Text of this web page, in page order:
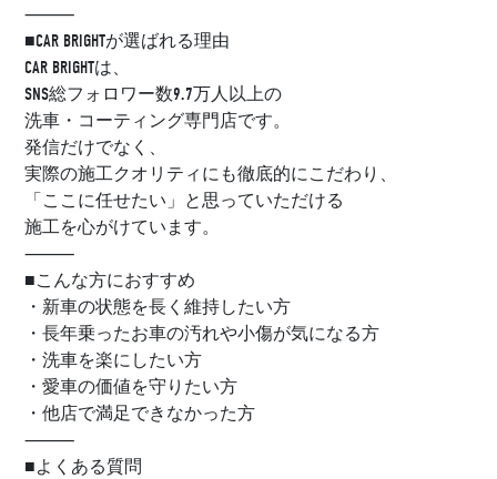
⸻
■CAR BRIGHTが選ばれる理由
CAR BRIGHTは、
SNS総フォロワー数9.7万人以上の
洗車・コーティング専門店です。
発信だけでなく、
実際の施工クオリティにも徹底的にこだわり、
「ここに任せたい」と思っていただける
施工を心がけています。
⸻
■こんな方におすすめ
・新車の状態を長く維持したい方
・長年乗ったお車の汚れや小傷が気になる方
・洗車を楽にしたい方
・愛車の価値を守りたい方
・他店で満足できなかった方
⸻
■よくある質問